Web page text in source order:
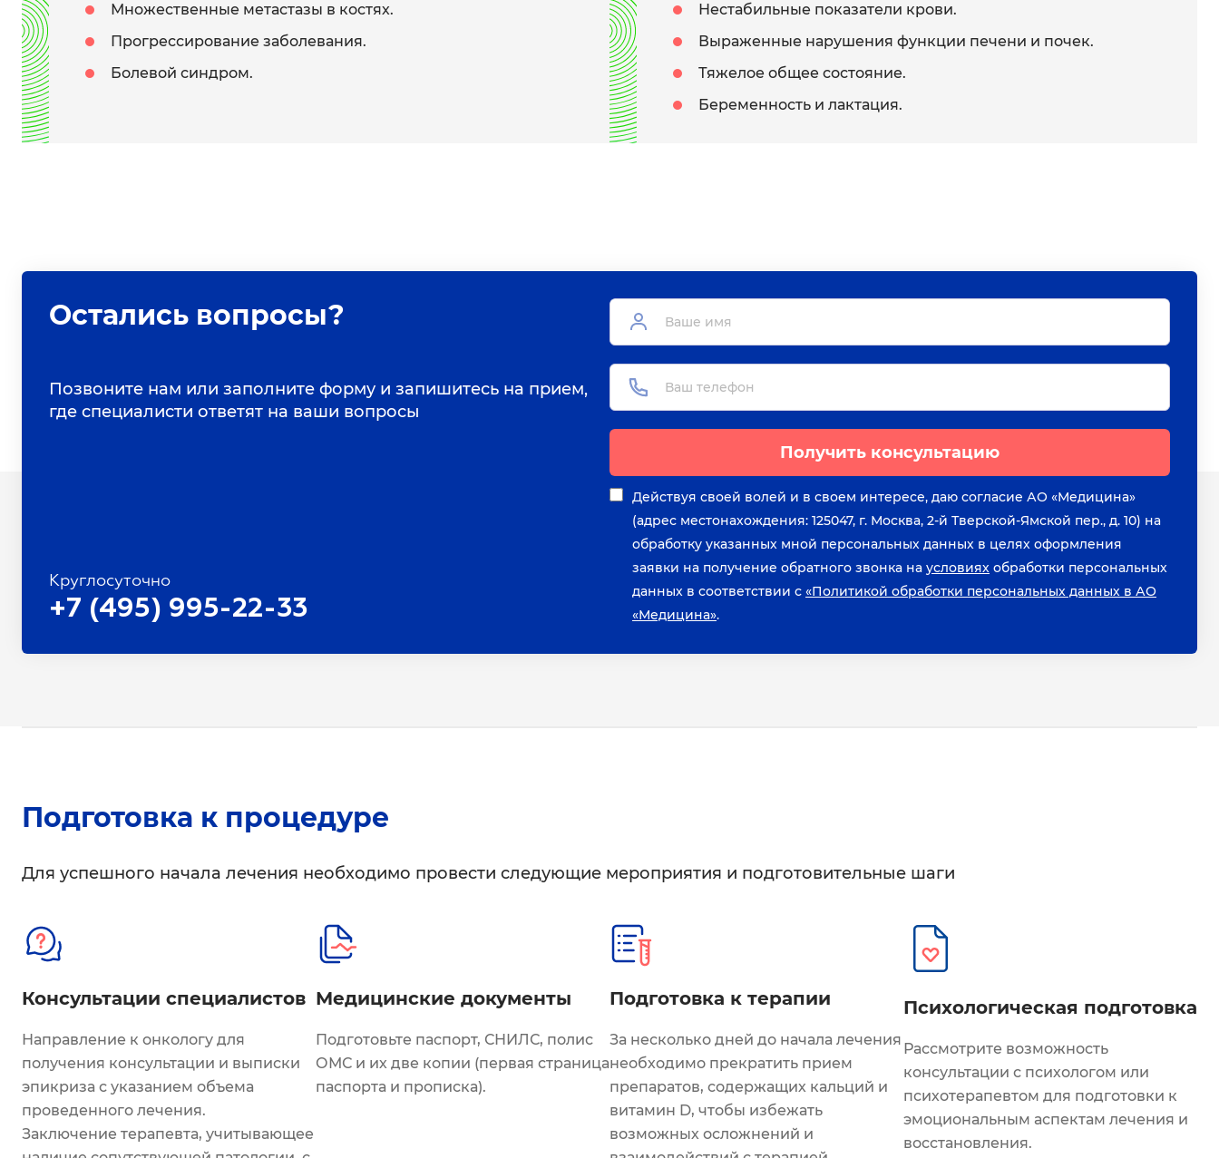
Множественные метастазы в костях.
Прогрессирование заболевания.
Болевой синдром.
Нестабильные показатели крови.
Выраженные нарушения функции печени и почек.
Тяжелое общее состояние.
Беременность и лактация.
Остались вопросы?
Позвоните нам или заполните форму и запишитесь на прием,
где специалисти ответят на ваши вопросы
Круглосуточно
+7 (495) 995-22-33
Получить консультацию
Действуя своей волей и в своем интересе, даю согласие АО «Медицина»
(адрес местонахождения: 125047, г. Москва, 2-й Тверской-Ямской пер., д. 10) на
обработку указанных мной персональных данных в целях оформления
заявки на получение обратного звонка на условиях обработки персональных
данных в соответствии с «Политикой обработки персональных данных в АО
«Медицина».
Подготовка к процедуре
Для успешного начала лечения необходимо провести следующие мероприятия и подготовительные шаги
Консультации специалистов
Направление к онкологу для
получения консультации и выписки
эпикриза с указанием объема
проведенного лечения.
Заключение терапевта, учитывающее
Медицинские документы
Подготовьте паспорт, СНИЛС, полис
ОМС и их две копии (первая страница
паспорта и прописка).
Подготовка к терапии
За несколько дней до начала лечения
необходимо прекратить прием
препаратов, содержащих кальций и
витамин D, чтобы избежать
возможных осложнений и
Психологическая подготовка
Рассмотрите возможность
консультации с психологом или
психотерапевтом для подготовки к
эмоциональным аспектам лечения и
восстановления.